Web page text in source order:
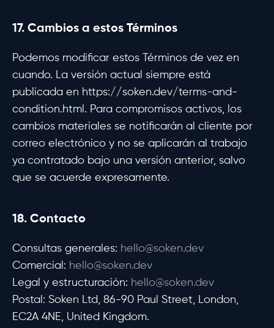
17. Cambios a estos Términos
Podemos modificar estos Términos de vez en
cuando. La versión actual siempre está
publicada en https://soken.dev/terms-and-
condition.html. Para compromisos activos, los
cambios materiales se notificarán al cliente por
correo electrónico y no se aplicarán al trabajo
ya contratado bajo una versión anterior, salvo
que se acuerde expresamente.
18. Contacto
Consultas generales: hello@soken.dev
Comercial: hello@soken.dev
Legal y estructuración: hello@soken.dev
Postal: Soken Ltd, 86-90 Paul Street, London,
EC2A 4NE, United Kingdom.